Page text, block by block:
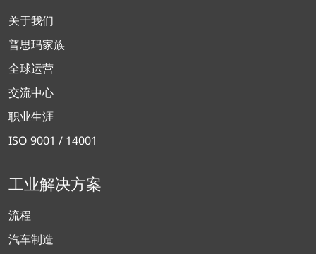
关于我们
普思玛家族
全球运营
交流中心
职业生涯
ISO 9001 / 14001
工业解决方案
流程
汽车制造